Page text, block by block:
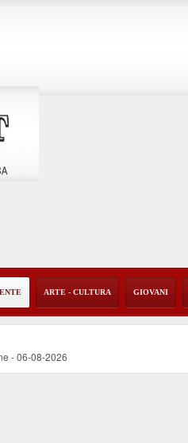
ARTE - CULTURA GIOVANI
-06-08-2026